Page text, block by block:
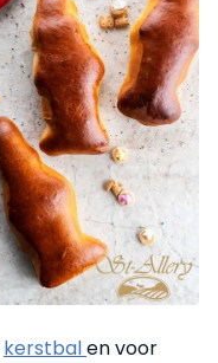
kerstbalen voor